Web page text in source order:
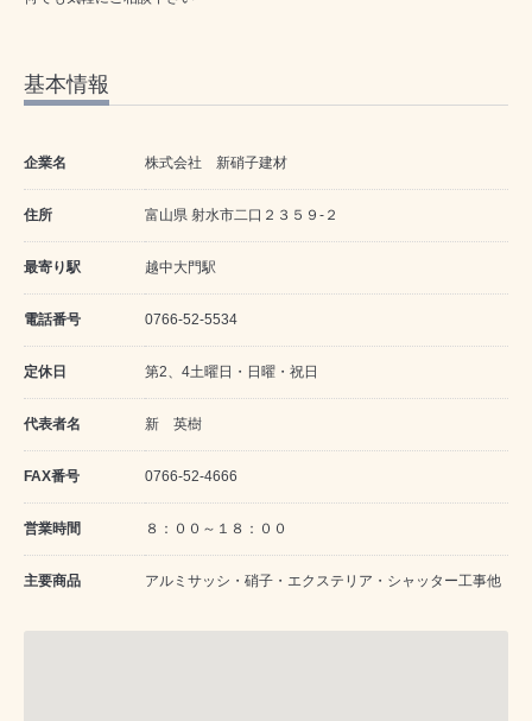
基本情報
企業名 株式会社 新硝子建材
住所 富山県 射水市二口２３５９-２
最寄り駅 越中大門駅
電話番号 0766-52-5534
定休日 第2、4土曜日・日曜・祝日
代表者名 新 英樹
FAX番号 0766-52-4666
営業時間 ８：００～１８：００
主要商品 アルミサッシ・硝子・エクステリア・シャッター工事他